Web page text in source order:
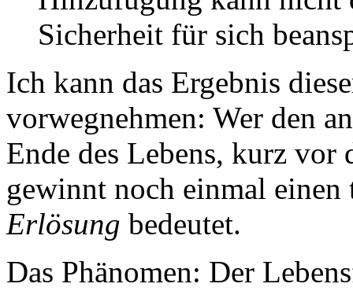
Sicherheit für sich
Ich kann das Ergebnis
vorwegnehmen: Wer den
Ende des Lebens, kurz
gewinnt noch einmal einen
Erlösung bedeutet.
Das Phänomen: Der